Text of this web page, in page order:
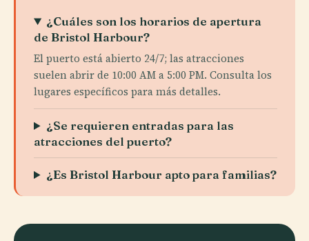
¿Cuáles son los horarios de apertura
de Bristol Harbour?
El puerto está abierto 24/7; las atracciones
suelen abrir de 10:00 AM a 5:00 PM. Consulta los
lugares específicos para más detalles.
¿Se requieren entradas para las
atracciones del puerto?
¿Es Bristol Harbour apto para familias?